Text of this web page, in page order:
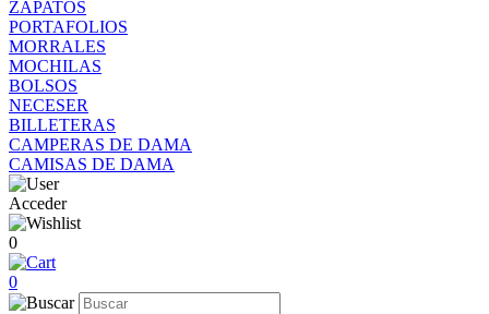
ZAPATOS
PORTAFOLIOS
MORRALES
MOCHILAS
BOLSOS
NECESER
BILLETERAS
CAMPERAS DE DAMA
CAMISAS DE DAMA
Acceder
0
0